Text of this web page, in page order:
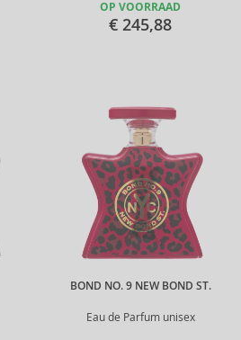
OP VOORRAAD
€ 245,88
BOND NO. 9 NEW BOND ST.
Eau de Parfum unisex